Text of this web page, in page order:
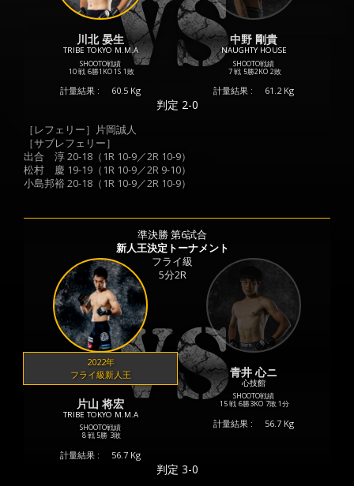
川北 晏生
TRIBE TOKYO M.M.A
SHOOTO戦績
10 戦 6勝1KO 1S 1敗
計量結果 : 60.5 Kg
中野 剛貴
NAUGHTY HOUSE
SHOOTO戦績
7 戦 5勝2KO 2敗
計量結果 : 61.2 Kg
判定 2-0
［レフェリー］片岡誠人
［サブレフェリー］
出合 淳 20-18（1R 10-9／2R 10-9）
松村 慶 19-19（1R 10-9／2R 9-10）
小島邦裕 20-18（1R 10-9／2R 10-9）
準決勝 第6試合
新人王決定トーナメント
フライ級
5分2R
2022年
フライ級新人王
片山 将宏
TRIBE TOKYO M.M.A
SHOOTO戦績
8 戦 5勝 3敗
計量結果 : 56.7 Kg
青井 心ニ
心技館
SHOOTO戦績
15 戦 6勝3KO 7敗 1分
計量結果 : 56.7 Kg
判定 3-0